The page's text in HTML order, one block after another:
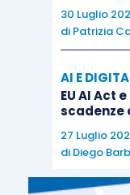
30 Luglio
di Patrizia
AI E
EU AI Act
scadenze
27 Luglio
di Diego